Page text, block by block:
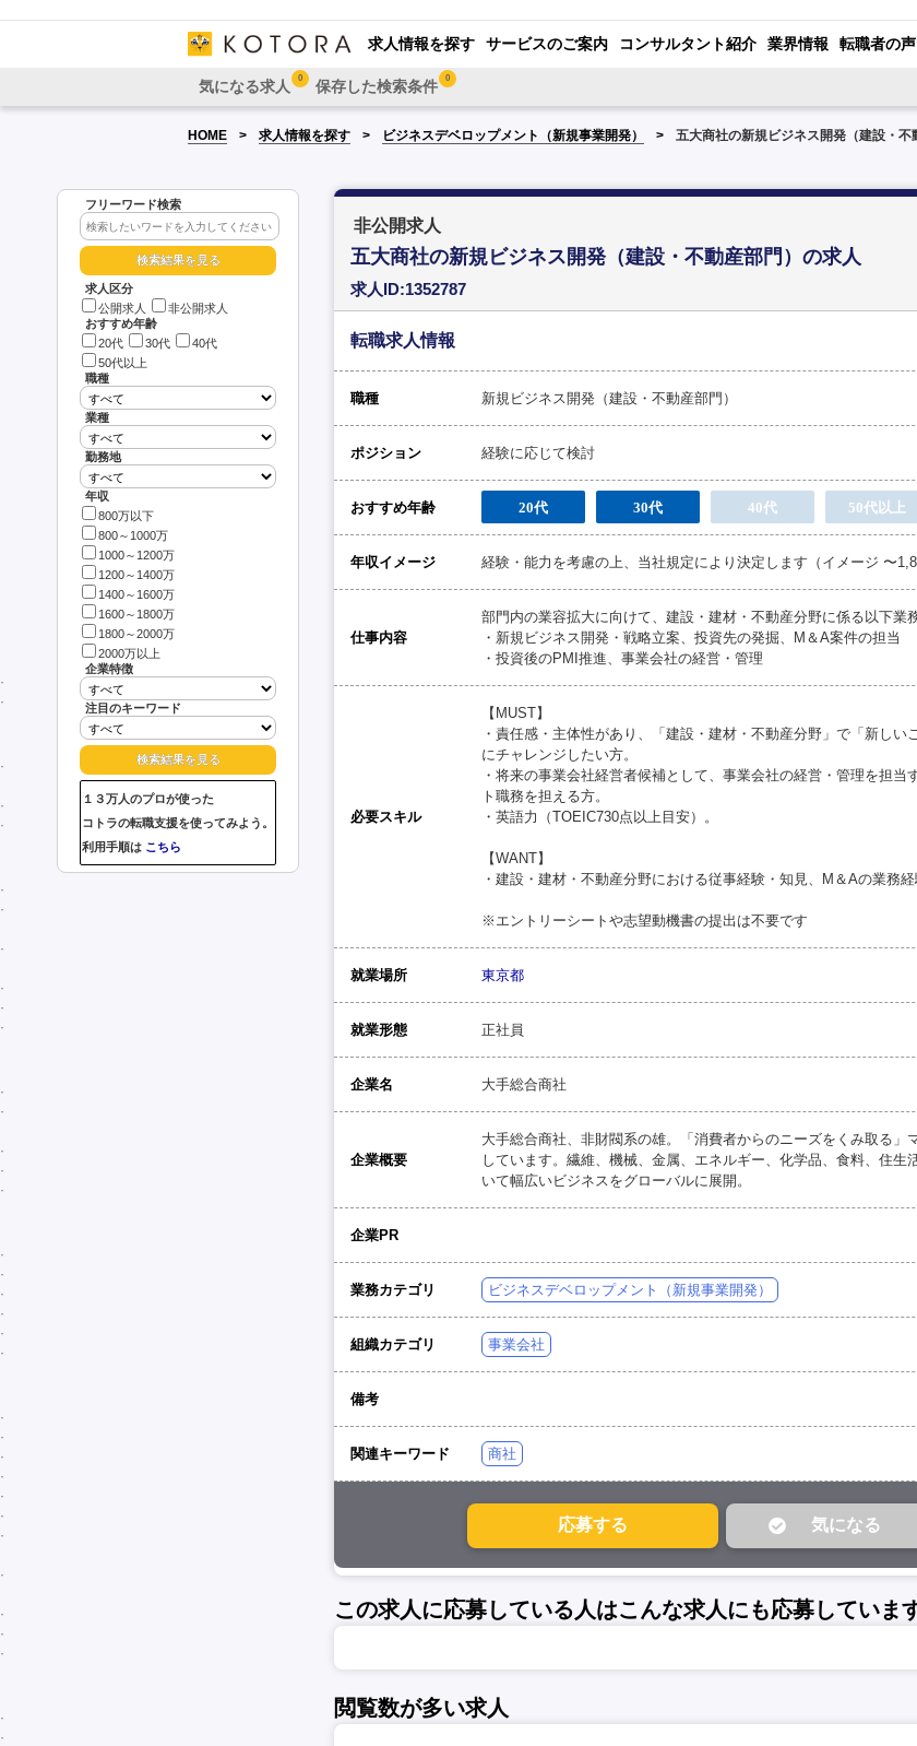
求人情報を探す サービスのご案内 コンサルタント紹介 業界情報 転職者の声
気になる求人 0 保存した検索条件 0
HOME 求人情報を探す ビジネスデベロップメント（新規事業開発） 五大商社の新規ビジネス開発（建設・不
フリーワード検索
求人区分
公開求人
非公開求人
おすすめ年齢
20代
30代
40代
50代以上
職種
業種
勤務地
年収
800万以下
800～1000万
1000～1200万
1200～1400万
1400～1600万
1600～1800万
1800～2000万
2000万以上
企業特徴
注目のキーワード
１３万人のプロが使った
コトラの転職支援を使ってみよう。
利用手順は こちら
非公開求人
五大商社の新規ビジネス開発（建設・不動産部門）の求人
求人ID:1352787
転職求人情報
職種 新規ビジネス開発（建設・不動産部門）
ポジション 経験に応じて検討
おすすめ年齢 20代 30代 40代 50代以上
年収イメージ 経験・能力を考慮の上、当社規定により決定します（イメージ 〜
仕事内容
部門内の業容拡大に向けて、建設・建材・不動産分野に係る以下業
・新規ビジネス開発・戦略立案、投資先の発掘、M＆A案件の担当
・投資後のPMI推進、事業会社の経営・管理
必要スキル
【MUST】
・責任感・主体性があり、「建設・建材・不動産分野」で「新しい
にチャレンジしたい方。
・将来の事業会社経営者候補として、事業会社の経営・管理を担当
ト職務を担える方。
・英語力（TOEIC730点以上目安）。
【WANT】
・建設・建材・不動産分野における従事経験・知見、M＆Aの業務経
※エントリーシートや志望動機書の提出は不要です
就業場所 東京都
就業形態 正社員
企業名 大手総合商社
企業概要
大手総合商社、非財閥系の雄。「消費者からのニーズをくみ取る」
しています。繊維、機械、金属、エネルギー、化学品、食料、住生
いて幅広いビジネスをグローバルに展開。
企業PR
業務カテゴリ ビジネスデベロップメント（新規事業開発）
組織カテゴリ 事業会社
備考
関連キーワード 商社
この求人に応募している人はこんな求人にも応募していま
閲覧数が多い求人